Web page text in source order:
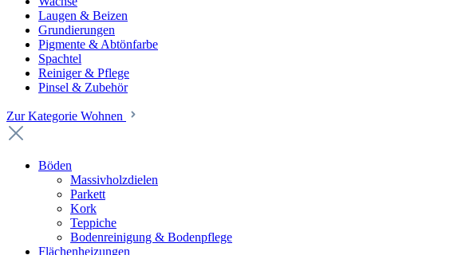
Laugen & Beizen
Grundierungen
Pigmente & Abtönfarbe
Spachtel
Reiniger & Pflege
Pinsel & Zubehör
Zur Kategorie Wohnen
Böden
Massivholzdielen
Parkett
Kork
Teppiche
Bodenreinigung & Bodenpflege
Flächenheizungen